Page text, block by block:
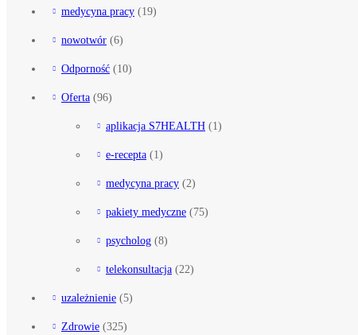
medycyna pracy (19)
nowotwór (6)
Odporność (10)
Oferta (96)
aplikacja S7HEALTH (1)
e-recepta (1)
medycyna pracy (2)
pakiety medyczne (75)
psycholog (8)
telekonsultacja (22)
uzależnienie (5)
Zdrowie (325)